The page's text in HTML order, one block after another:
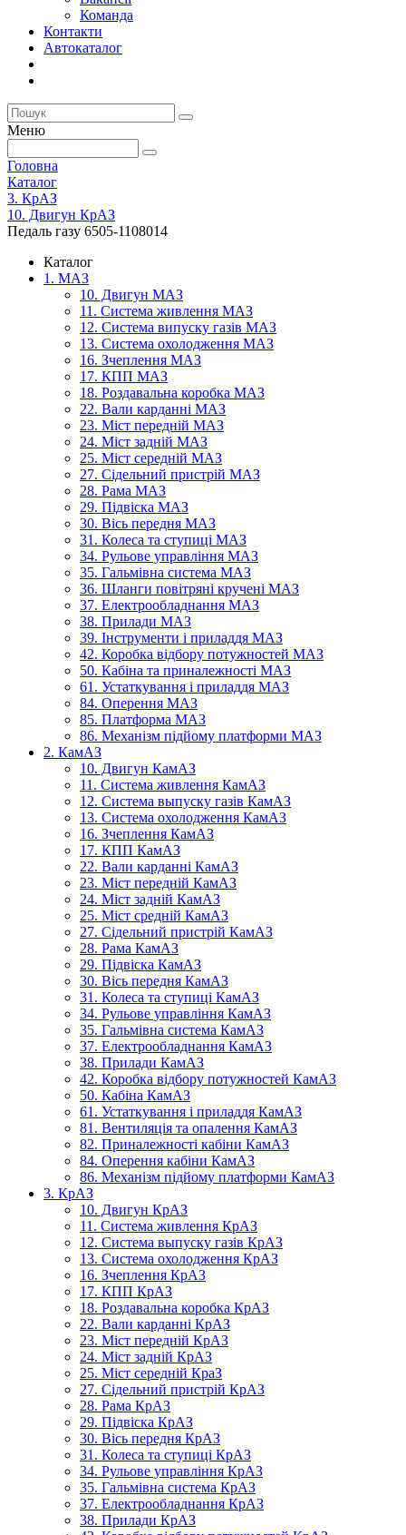
Команда
Контакти
Автокаталог
Меню
Головна
Каталог
3. КрАЗ
10. Двигун КрАЗ
Педаль газу 6505-1108014
Каталог
1. МАЗ
10. Двигун МАЗ
11. Система живлення МАЗ
12. Система випуску газів МАЗ
13. Система охолодження МАЗ
16. Зчеплення МАЗ
17. КПП МАЗ
18. Роздавальна коробка МАЗ
22. Вали карданні МАЗ
23. Міст передній МАЗ
24. Міст задній МАЗ
25. Міст середній МАЗ
27. Сідельний пристрій МАЗ
28. Рама МАЗ
29. Підвіска МАЗ
30. Вісь передня МАЗ
31. Колеса та ступиці МАЗ
34. Рульове управління МАЗ
35. Гальмівна система МАЗ
36. Шланги повітряні кручені МАЗ
37. Електрообладнання МАЗ
38. Прилади МАЗ
39. Інструменти і приладдя МАЗ
42. Коробка відбору потужностей МАЗ
50. Кабіна та приналежності МАЗ
61. Устаткування і приладдя МАЗ
84. Оперення МАЗ
85. Платформа МАЗ
86. Механізм підйому платформи МАЗ
2. КамАЗ
10. Двигун КамАЗ
11. Система живлення КамАЗ
12. Система выпуску газів КамАЗ
13. Система охолодження КамАЗ
16. Зчеплення КамАЗ
17. КПП КамАЗ
22. Вали карданні КамАЗ
23. Міст передній КамАЗ
24. Міст задній КамАЗ
25. Міст средній КамАЗ
27. Сідельний пристрій КамАЗ
28. Рама КамАЗ
29. Підвіска КамАЗ
30. Вісь передня КамАЗ
31. Колеса та ступиці КамАЗ
34. Рульове управління КамАЗ
35. Гальмівна система КамАЗ
37. Електрообладнання КамАЗ
38. Прилади КамАЗ
42. Коробка відбору потужностей КамАЗ
50. Кабіна КамАЗ
61. Устаткування і приладдя КамАЗ
81. Вентиляція та опалення КамАЗ
82. Приналежності кабіни КамАЗ
84. Оперення кабіни КамАЗ
86. Механізм підйому платформи КамАЗ
3. КрАЗ
10. Двигун КрАЗ
11. Система живлення КрАЗ
12. Система выпуску газів КрАЗ
13. Система охолодження КрАЗ
16. Зчеплення КрАЗ
17. КПП КрАЗ
18. Роздавальна коробка КрАЗ
22. Вали карданні КрАЗ
23. Міст передній КрАЗ
24. Міст задній КрАЗ
25. Міст середній КраЗ
27. Сідельний пристрій КрАЗ
28. Рама КрАЗ
29. Підвіска КрАЗ
30. Вісь передня КрАЗ
31. Колеса та ступиці КрАЗ
34. Рульове управління КрАЗ
35. Гальмівна система КрАЗ
37. Електрообладнання КрАЗ
38. Прилади КрАЗ